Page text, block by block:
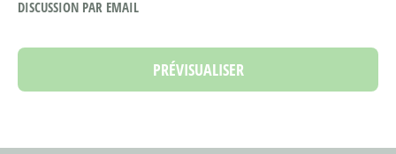
DISCUSSION PAR EMAIL